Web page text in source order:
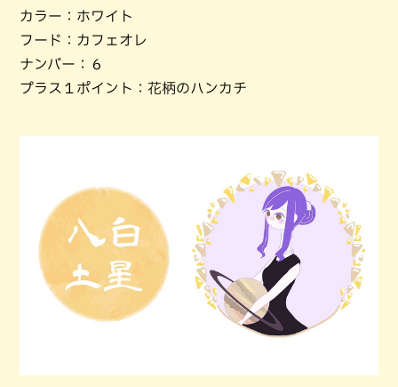
カラー：ホワイト
フード：カフェオレ
ナンバー：６
プラス１ポイント：花柄のハンカチ